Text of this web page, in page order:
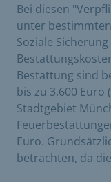
Bei diesen
unter
Soziale
Bestattung sind
bis zu 3.600 Euro
Stadtgebiet
Euro.
betrachten, da